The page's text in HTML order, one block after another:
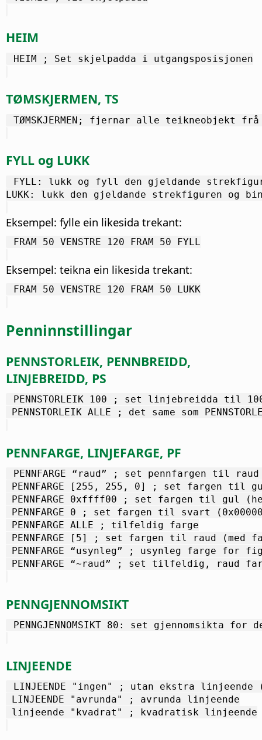
HEIM
HEIM ; Set skjelpadda i utgangsposisjonen
TØMSKJERMEN, TS
TØMSKJERMEN; fjernar alle teikneobjekt frå
FYLL og LUKK
FYLL: lukk og fyll den gjeldande
LUKK: lukk den gjeldande strekfiguren og
Eksempel: fylle ein likesida trekant:
FRAM 50 VENSTRE 120 FRAM 50 FYLL
Eksempel: teikna ein likesida trekant:
FRAM 50 VENSTRE 120 FRAM 50 LUKK
Penninnstillingar
PENNSTORLEIK, PENNBREIDD,
LINJEBREIDD, PS
PENNSTORLEIK 100 ; set linjebreidda til
PENNSTORLEIK ALLE ; det same som
PENNFARGE, LINJEFARGE, PF
PENNFARGE “raud” ; set pennfargen til
PENNFARGE [255, 255, 0] ; set fargen til
PENNFARGE 0xffff00 ; set fargen til gul
PENNFARGE 0 ; set fargen til svart
PENNFARGE ALLE ; tilfeldig farge
PENNFARGE [5] ; set fargen til raud
PENNFARGE “usynleg” ; usynleg farge for
PENNFARGE “~raud” ; set tilfeldig, raud
PENNGJENNOMSIKT
PENNGJENNOMSIKT 80: set gjennomsikta
LINJEENDE
LINJEENDE "ingen" ; utan ekstra linjeende
LINJEENDE "avrunda" ; avrunda linjeende
linjeende "kvadrat" ; kvadratisk linjeende